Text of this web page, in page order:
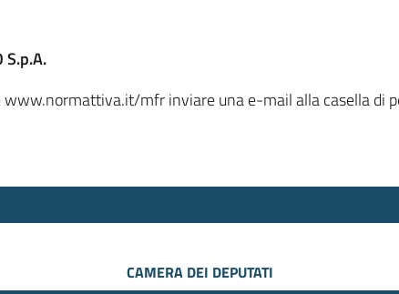
S.p.A.
mfr inviare una e-mail alla casella di
CAMERA DEI DEPUTATI